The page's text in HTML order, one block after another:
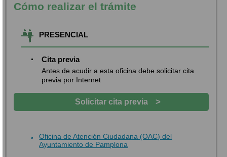
Cómo realizar el trámite
PRESENCIAL
Cita previa
Antes de acudir a esta oficina debe solicitar cita
previa por Internet
Solicitar cita previa >
Oficina de Atención Ciudadana (OAC) del
Ayuntamiento de Pamplona